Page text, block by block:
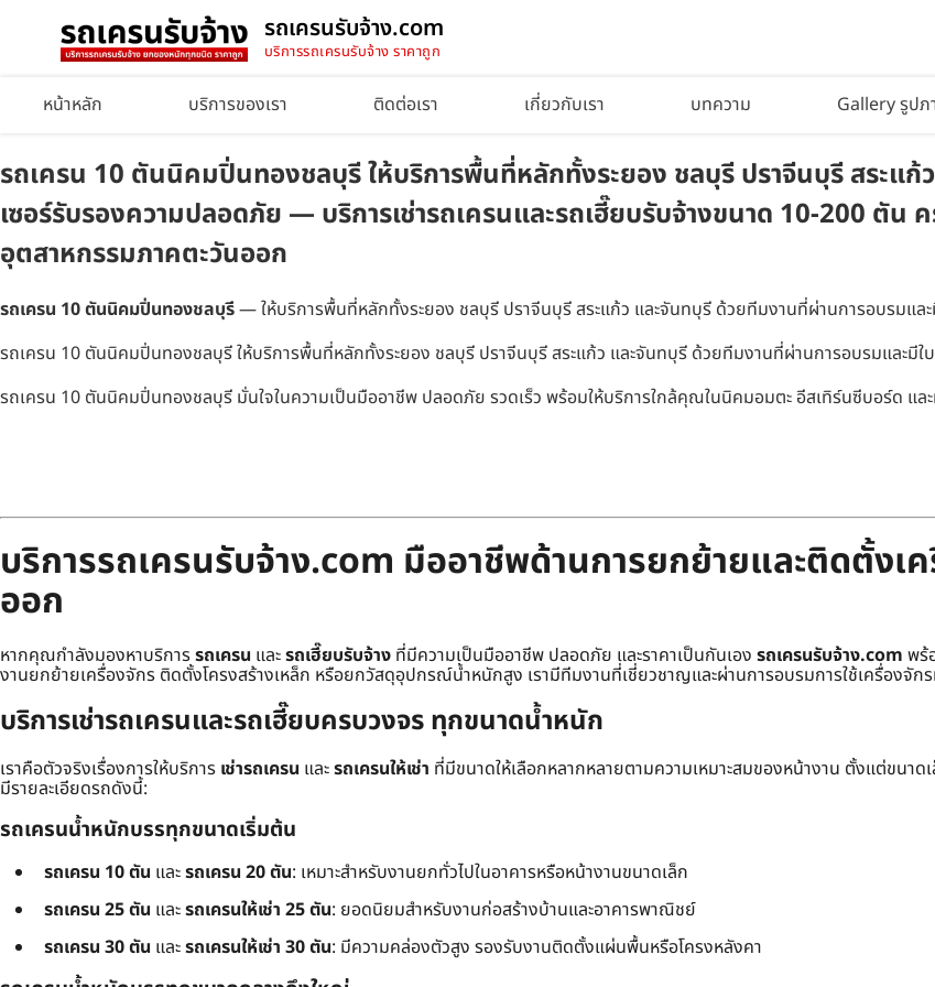
รถเครนรับจ้าง.com
บริการรถเครนรับจ้าง ราคาถูก
หน้าหลัก บริการของเรา ติดต่อเรา เกี่ยวกับเรา บทความ Gallery รูป
รถเครน 10 ตันนิคมปิ่นทองชลบุรี ให้บริการพื้นที่หลักทั้งระยอง ชลบุรี ปราจีนบุรี สระแ
เซอร์รับรองความปลอดภัย — บริการเช่ารถเครนและรถเฮี๊ยบรับจ้างขนาด 10-200 ตัน
อุตสาหกรรมภาคตะวันออก
รถเครน 10 ตันนิคมปิ่นทองชลบุรี— ให้บริการพื้นที่หลักทั้งระยอง ชลบุรี ปราจีนบุรี สระแก้ว และจันทบุรี ด้วยทีมงานที่ผ่านการอบรมแล
รถเครน 10 ตันนิคมปิ่นทองชลบุรี ให้บริการพื้นที่หลักทั้งระยอง ชลบุรี ปราจีนบุรี สระแก้ว และจันทบุรี ด้วยทีมงานที่ผ่านการอบรมและมี
รถเครน 10 ตันนิคมปิ่นทองชลบุรี มั่นใจในความเป็นมืออาชีพ ปลอดภัย รวดเร็ว พร้อมให้บริการใกล้คุณในนิคมอมตะ อีสเทิร์นซีบอร์ด แล
บริการรถเครนรับจ้าง.com มืออาชีพด้านการยกย้ายและติดตั้ง
ออก
หากคุณกำลังมองหาบริการรถเครน และรถเฮี๊ยบรับจ้าง ที่มีความเป็นมืออาชีพ ปลอดภัย และราคาเป็นกันเอง รถเครนรับจ้าง.com พร้
งานยกย้ายเครื่องจักร ติดตั้งโครงสร้างเหล็ก หรือยกวัสดุอุปกรณ์น้ำหนักสูง เรามีทีมงานที่เชี่ยวชาญและผ่านการอบรมการใช้เครื่องจัก
บริการเช่ารถเครนและรถเฮี๊ยบครบวงจร ทุกขนาดน้ำหนัก
เราคือตัวจริงเรื่องการให้บริการ เช่ารถเครน และรถเครนให้เช่า ที่มีขนาดให้เลือกหลากหลายตามความเหมาะสมของหน้างาน ตั้งแต่ขนา
มีรายละเอียดรถดังนี้:
รถเครนน้ำหนักบรรทุกขนาดเริ่มต้น
รถเครน 10 ตัน และรถเครน 20 ตัน: เหมาะสำหรับงานยกทั่วไปในอาคารหรือหน้างานขนาดเล็ก
รถเครน 25 ตัน และรถเครนให้เช่า 25 ตัน: ยอดนิยมสำหรับงานก่อสร้างบ้านและอาคารพาณิชย์
รถเครน 30 ตัน และรถเครนให้เช่า 30 ตัน: มีความคล่องตัวสูง รองรับงานติดตั้งแผ่นพื้นหรือโครงหลังคา